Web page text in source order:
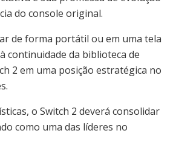
do console original.
de forma portátil ou em uma tela
continuidade da biblioteca de
2 em uma posição estratégica no
o Switch 2 deverá consolidar
como uma das líderes no